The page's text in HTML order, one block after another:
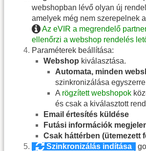
webshopban lévő olyan új
amelyek még nem szerepelnek
Az eVIR a megrendelő
ellenőrzi a webshop rendelés
Paraméterek beállítása:
Webshop kiválasztása.
Automata, minden
szinkronizálása
A rögzített webshopok
és csak a kiválasztott
Email értesítés küldése
Futási információk
Csak háttérben (ütemezett
Szinkronizálás indítása